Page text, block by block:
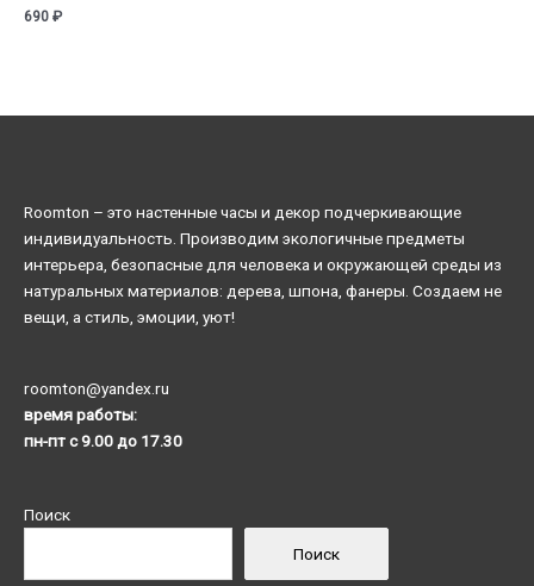
690 ₽
Roomton – это настенные часы и декор подчеркивающие
индивидуальность. Производим экологичные предметы
интерьера, безопасные для человека и окружающей среды из
натуральных материалов: дерева, шпона, фанеры. Создаем не
вещи, а стиль, эмоции, уют!
roomton@yandex.ru
время работы:
пн-пт с 9.00 до 17.30
Поиск
Поиск